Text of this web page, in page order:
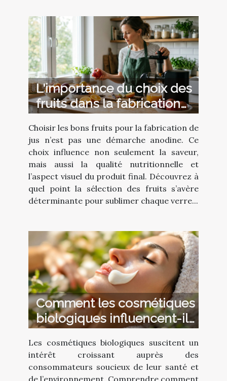
L'importance du choix des
fruits dans la fabrication
de jus
Choisir les bons fruits pour la fabrication de
jus n’est pas une démarche anodine. Ce
choix influence non seulement la saveur,
mais aussi la qualité nutritionnelle et
l’aspect visuel du produit final. Découvrez à
quel point la sélection des fruits s’avère
déterminante pour sublimer chaque verre...
Comment les cosmétiques
biologiques influencent-ils
la santé de la peau ?
Les cosmétiques biologiques suscitent un
intérêt croissant auprès des
consommateurs soucieux de leur santé et